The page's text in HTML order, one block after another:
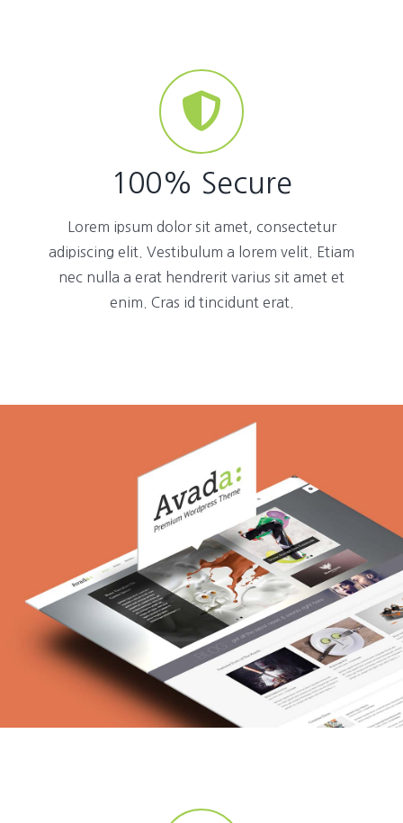
100% Secure
Lorem ipsum dolor sit amet, consectetur
adipiscing elit. Vestibulum a lorem velit. Etiam
nec nulla a erat hendrerit varius sit amet et
enim. Cras id tincidunt erat.